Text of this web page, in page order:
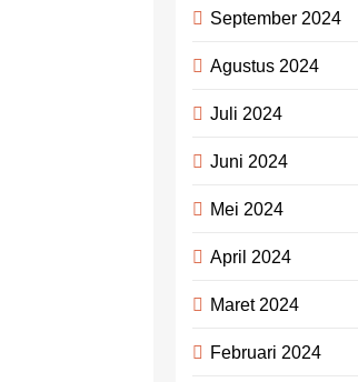
September 2024
Agustus 2024
Juli 2024
Juni 2024
Mei 2024
April 2024
Maret 2024
Februari 2024